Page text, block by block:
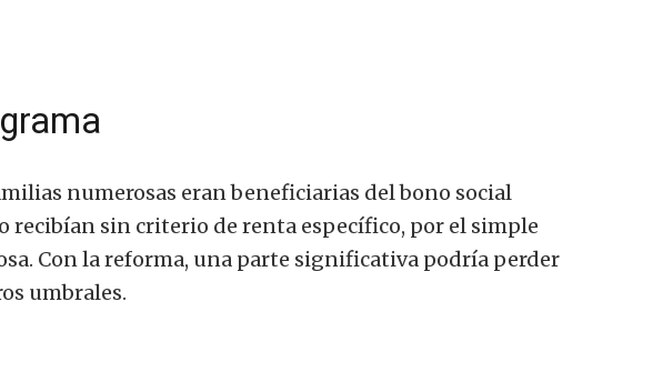
numerosas eran beneficiarias del bono social
recibían sin criterio de renta específico, por el simple
Con la reforma, una parte significativa podría perder
umbrales.